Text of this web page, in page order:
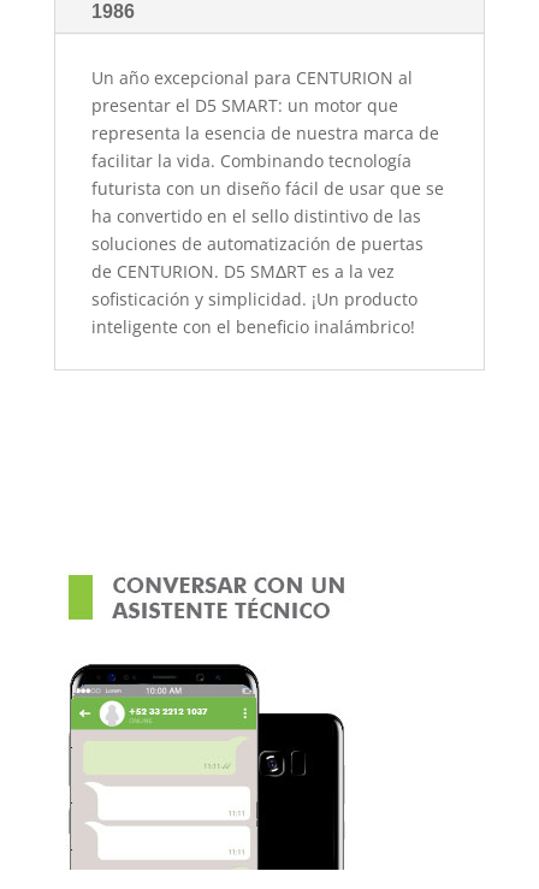
1986
Un año excepcional para CENTURION al
presentar el D5 SMART: un motor que
representa la esencia de nuestra marca de
facilitar la vida. Combinando tecnología
futurista con un diseño fácil de usar que se
ha convertido en el sello distintivo de las
soluciones de automatización de puertas
de CENTURION. D5 SMΔRT es a la vez
sofisticación y simplicidad. ¡Un producto
inteligente con el beneficio inalámbrico!